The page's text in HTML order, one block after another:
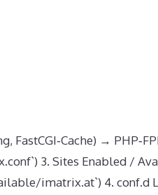
FastCGI‑Cache) →
3. Sites Enabled /
imatrix.at`) 4. conf.d